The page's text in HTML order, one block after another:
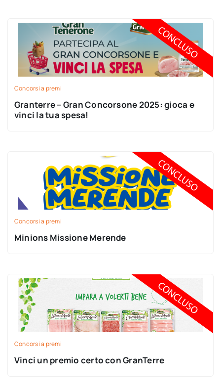
Concorsi a premi
Granterre – Gran Concorsone 2025: gioca e
vinci la tua spesa!
Concorsi a premi
Minions Missione Merende
Concorsi a premi
Vinci un premio certo con GranTerre